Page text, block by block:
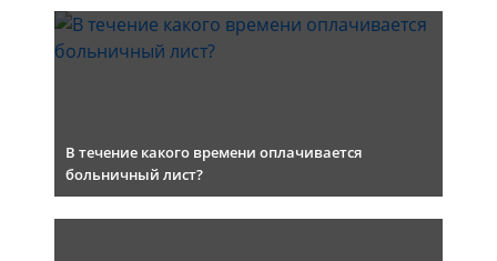
В течение какого времени оплачивается
больничный лист?